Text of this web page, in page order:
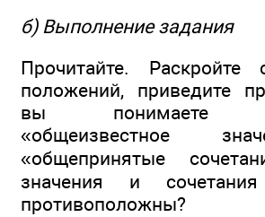
б) Выполнение задания
Прочитайте.
положений, приведите
вы понимаете
«общеизвестное
«общепринятые
значения и
противоположны?